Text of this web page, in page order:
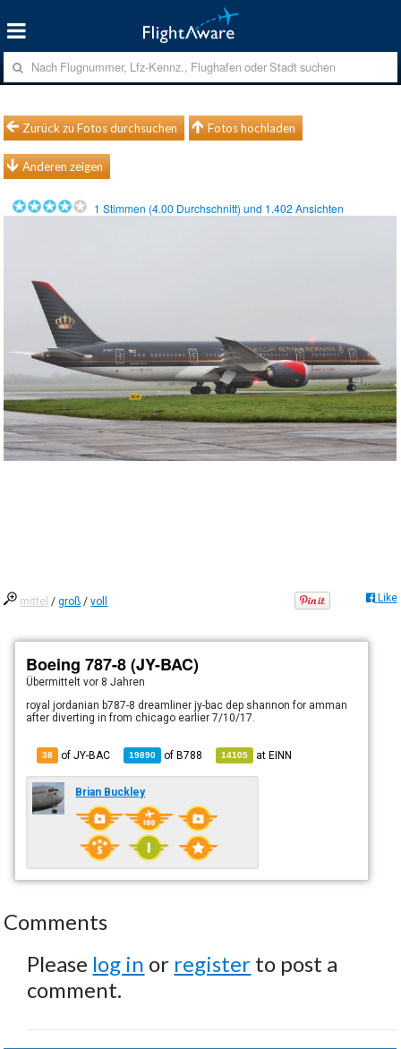
Zurück zu Fotos durchsuchen Fotos hochladen
Anderen zeigen
1 Stimmen (4.00 Durchschnitt) und 1.402 Ansichten
mittel /groß /voll Like
Boeing 787-8 (JY-BAC)
Übermitteltvor 8 Jahren
royal jordanian b787-8 dreamliner jy-bac dep shannon for amman
after diverting in from chicago earlier 7/10/17.
38 of JY-BAC 19890 ofB788 14105 atEINN
Brian Buckley
Comments
Please log in or register to post a
comment.